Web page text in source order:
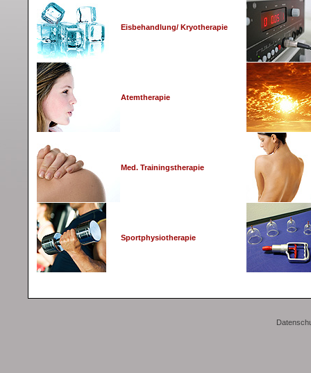
Eisbehandlung/ Kryotherapie
Atemtherapie
Med. Trainingstherapie
Sportphysiotherapie